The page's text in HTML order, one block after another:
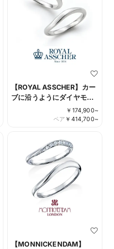
【ROYAL ASSCHER】カー
ブに沿うようにダイヤモン
ドがセッティングされたデ
ザイン WRA067
￥ 174,900~
￥ 414,700~
ペア
【MONNICKENDAM】